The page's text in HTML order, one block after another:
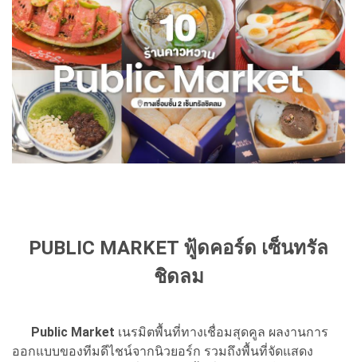
PUBLIC MARKET ฟู้ดคอร์ด เซ็นทรัล
ชิดลม
Public Market เนรมิตพื้นที่ทางเชื่อมสุดคูล ผลงานการ
ออกแบบของทีมดีไชน์จากนิวยอร์ก รวมถึงพื้นที่จัดแสดง